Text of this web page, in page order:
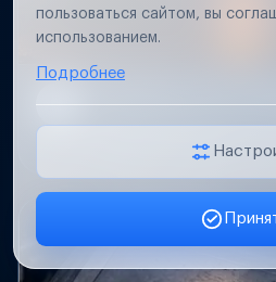
Проверим проводку и
освещение прицепа.
пользоваться сайтом, вы
использованием.
Подробнее
Заявка